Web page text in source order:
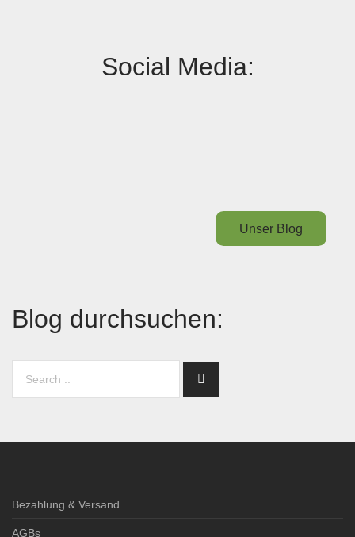
Social Media:
Unser Blog
Blog durchsuchen:
Bezahlung & Versand
AGBs